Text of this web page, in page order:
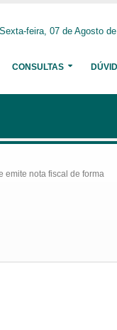
feira, 07 de Agosto
CONSULTAS
emite nota fiscal de forma